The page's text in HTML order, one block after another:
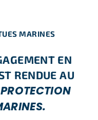
MARINES
EN
RENDUE AU